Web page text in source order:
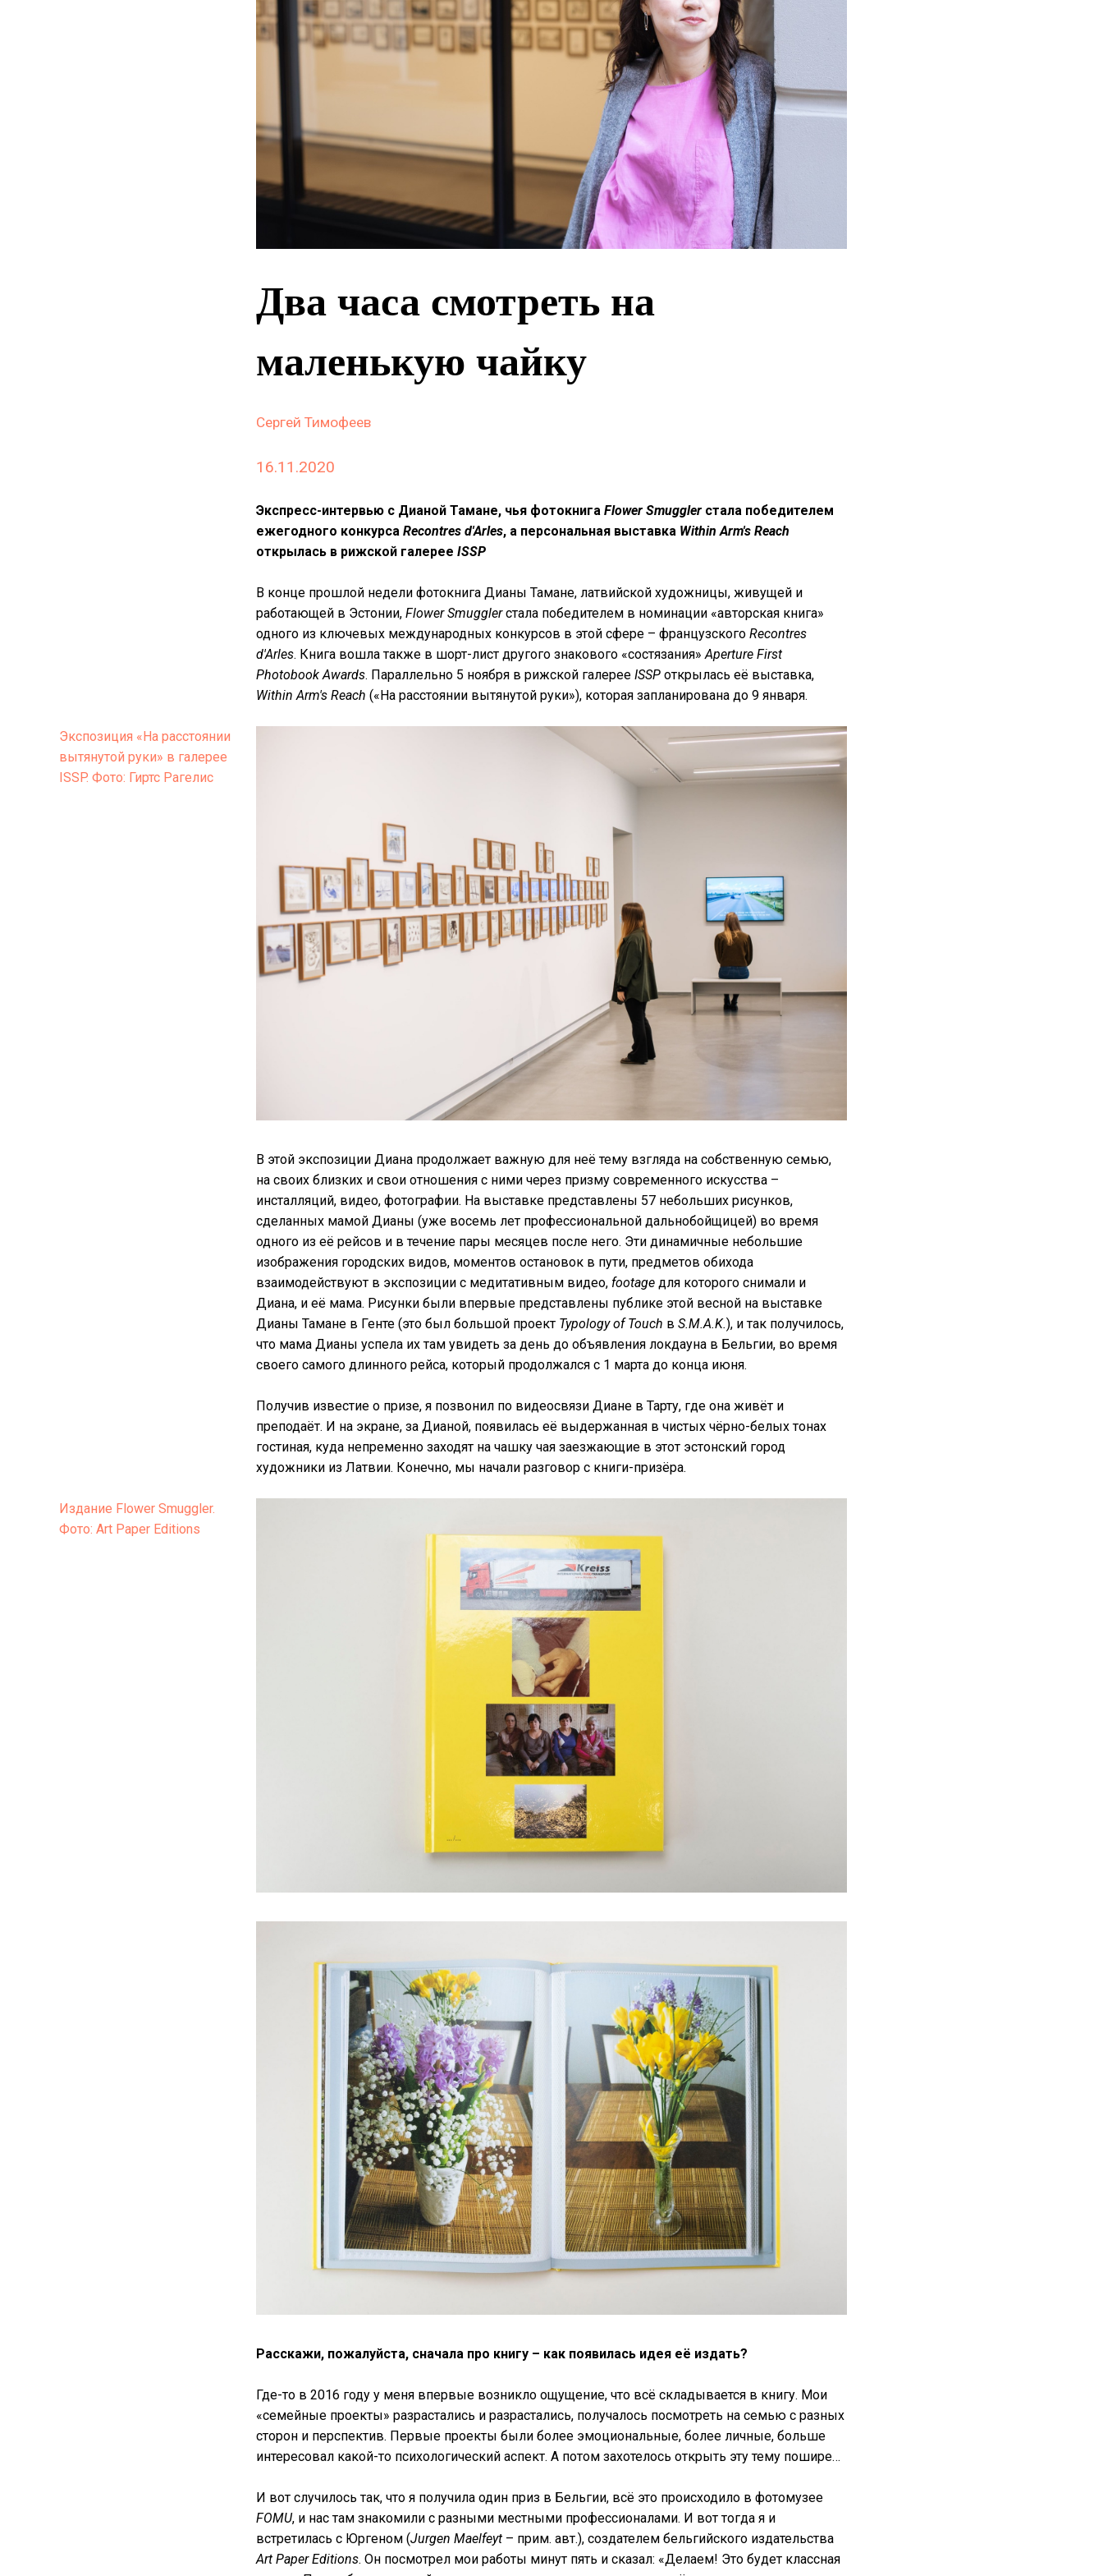
Два часа смотреть на
маленькую чайку
Сергей Тимофеев
16.11.2020
Экспресс-интервью с Дианой Тамане, чья фотокнига Flower Smuggler стала победителем
ежегодного конкурса Recontres d'Arles, а персональная выставка Within Arm's Reach
открылась в рижской галерее ISSP
В конце прошлой недели фотокнига Дианы Тамане, латвийской художницы, живущей и
работающей в Эстонии, Flower Smugglerстала победителем в номинации «авторская книга»
одного из ключевых международных конкурсов в этой сфере – французского Recontres
d'Arles. Книга вошла также в шорт-лист другого знакового «состязания»Aperture First
Photobook Awards. Параллельно 5 ноября в рижской галерее ISSP открылась её выставка,
Within Arm's Reach («На расстоянии вытянутой руки»), которая запланирована до 9 января.
Экспозиция «На расстоянии
вытянутой руки» в галерее
ISSP. Фото: Гиртс Рагелис
В этой экспозиции Диана продолжает важную для неё тему взгляда на собственную семью,
на своих близких и свои отношения с ними через призму современного искусства –
инсталляций, видео, фотографии. На выставке представлены 57 небольших рисунков,
сделанных мамой Дианы (уже восемь лет профессиональной дальнобойщицей) во время
одного из её рейсов и в течение пары месяцев после него. Эти динамичные небольшие
изображения городских видов, моментов остановок в пути, предметов обихода
взаимодействуют в экспозиции с медитативным видео, footage для которого снимали и
Диана, и её мама. Рисунки были впервые представлены публике этой весной на выставке
Дианы Тамане в Генте (это был большой проект Typology of Touch в S.M.A.K.), и так получилось,
что мама Дианы успела их там увидеть за день до объявления локдауна в Бельгии, во время
своего самого длинного рейса, который продолжался с 1 марта до конца июня.
Получив известие о призе, я позвонил по видеосвязи Диане в Тарту, где она живёт и
преподаёт. И на экране, за Дианой, появилась её выдержанная в чистых чёрно-белых тонах
гостиная, куда непременно заходят на чашку чая заезжающие в этот эстонский город
художники из Латвии. Конечно, мы начали разговор с книги-призёра.
Издание Flower Smuggler.
Фото: Art Paper Editions
Расскажи, пожалуйста, сначала про книгу – как появилась идея её издать?
Где-то в 2016 году у меня впервые возникло ощущение, что всё складывается в книгу. Мои
«семейные проекты» разрастались и разрастались, получалось посмотреть на семью с разных
сторон и перспектив. Первые проекты были более эмоциональные, более личные, больше
интересовал какой-то психологический аспект. А потом захотелось открыть эту тему пошире…
И вот случилось так, что я получила один приз в Бельгии, всё это происходило в фотомузее
FOMU, и нас там знакомили с разными местными профессионалами. И вот тогда я и
встретилась с Юргеном (Jurgen Maelfeyt – прим. авт.), создателем бельгийского издательства
Art Paper Editions. Он посмотрел мои работы минут пять и сказал: «Делаем! Это будет классная